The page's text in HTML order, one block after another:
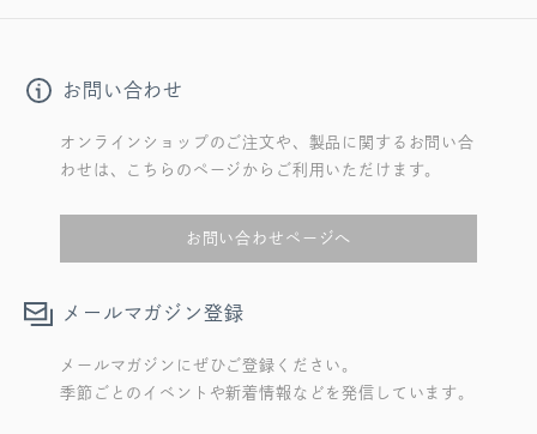
お問い合わせ
オンラインショップのご注文や、製品に関するお問い合
わせは、こちらのページからご利用いただけます。
お問い合わせページへ
メールマガジン登録
メールマガジンにぜひご登録ください。
季節ごとのイベントや新着情報などを発信しています。